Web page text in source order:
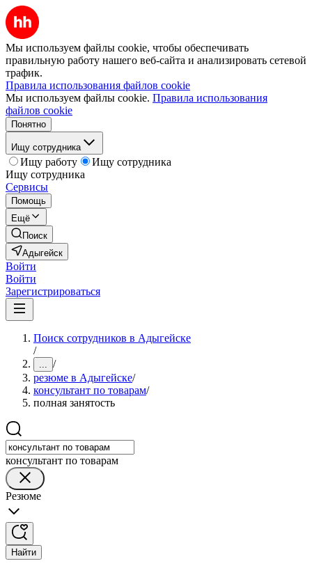
Мы используем файлы cookie, чтобы обеспечивать
правильную работу нашего веб-сайта и анализировать сетевой
трафик.
Правила использования файлов cookie
Мы используем файлы cookie. Правила использования
файлов cookie
Понятно
Ищу сотрудника
Ищу работу
Ищу сотрудника
Ищу сотрудника
Сервисы
Помощь
Ещё
Поиск
Адыгейск
Войти
Войти
Зарегистрироваться
Поиск сотрудников в Адыгейске
/
... /
резюме в Адыгейске/
консультант по товарам/
полная занятость
консультант по товарам
Резюме
Найти